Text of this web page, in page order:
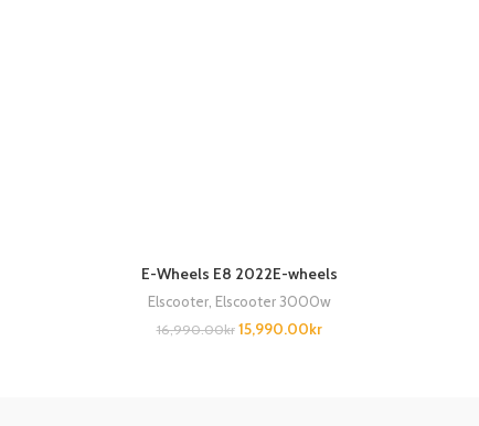
E-Wheels E8 2022E-wheels
Elscooter, Elscooter 3000w
16,990.00kr 15,990.00kr